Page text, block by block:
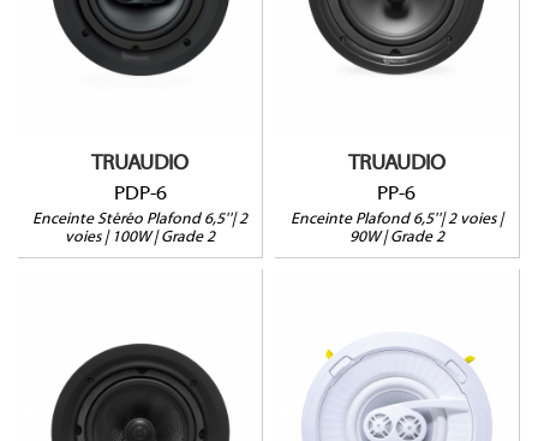
TRUAUDIO
PDP-6
Enceinte Stéréo Plafond 6,5''| 2
voies | 100W | Grade 2
Enceinte Stéréo
100W@8Ω
Profondeur : 86mm
Vendue à l'unité
TRUAUDIO
PP-6
Enceinte Plafond 6,5''| 2 voies |
90W | Grade 2
90W@8Ω
Profondeur : 86mm
Vendue à l'unité
PG-6
GD72